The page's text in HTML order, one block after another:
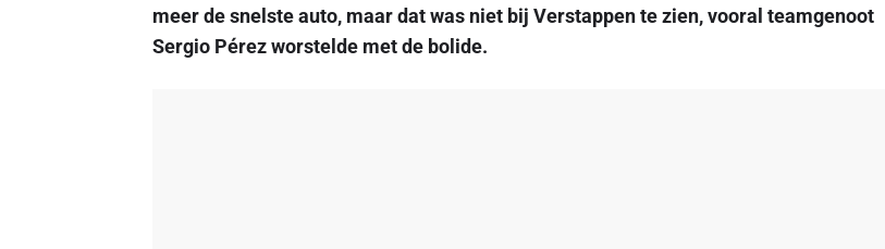
meer de snelste auto, maar dat was niet bij Verstappen te zien, vooral teamgenoot
Sergio Pérez worstelde met de bolide.